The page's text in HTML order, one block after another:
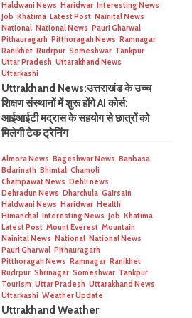
Haldwani News Haridwar Interesting News
Job Khatima Latest Post Nainital News
National National News Pauri Gharwal
Pithauragarh Pitthoragah News Ramnagar
Ranikhet Rudrpur Someshwar Tankpur
Uttar Pradesh Uttarakhand News
Uttarkashi
Uttrakhand News:उत्तराखंड के उच्च
शिक्षण संस्थानों में शुरू होंगे AI कोर्स:
आईआईटी मद्रास के सहयोग से छात्रों को
मिलेगी टेक ट्रेनिंग
Almora News Bageshwar News Banbasa
Bdarinath Bhimtal Chamoli
Champawat News Dehli news
Dehradun News Dharchula Gairsain
Haldwani News Haridwar Health
Himanchal Interesting News Job Khatima
Latest Post Mount Everest Mountain
Nainital News National National News
Pauri Gharwal Pithauragarh
Pitthoragah News Ramnagar Ranikhet
Rudrpur Shrinagar Someshwar Tankpur
Tourism Uttar Pradesh Uttarakhand News
Uttarkashi Weather Update
Uttrakhand Weather